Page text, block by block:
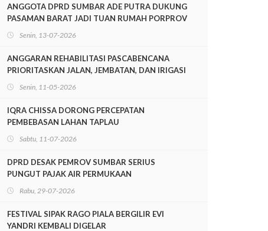
ANGGOTA DPRD SUMBAR ADE PUTRA DUKUNG
PASAMAN BARAT JADI TUAN RUMAH PORPROV
SUMBAR 2026
Senin, 13-07-2026
ANGGARAN REHABILITASI PASCABENCANA
PRIORITASKAN JALAN, JEMBATAN, DAN IRIGASI
Senin, 11-05-2026
IQRA CHISSA DORONG PERCEPATAN
PEMBEBASAN LAHAN TAPLAU
Sabtu, 11-07-2026
DPRD DESAK PEMROV SUMBAR SERIUS
PUNGUT PAJAK AIR PERMUKAAN
Rabu, 29-07-2026
FESTIVAL SIPAK RAGO PIALA BERGILIR EVI
YANDRI KEMBALI DIGELAR